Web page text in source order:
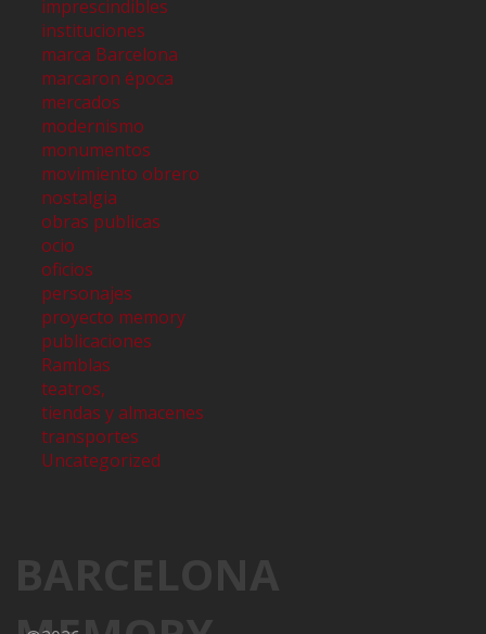
imprescindibles
instituciones
marca Barcelona
marcaron época
mercados
modernismo
monumentos
movimiento obrero
nostalgia
obras publicas
ocio
oficios
personajes
proyecto memory
publicaciones
Ramblas
teatros,
tiendas y almacenes
transportes
Uncategorized
BARCELONA